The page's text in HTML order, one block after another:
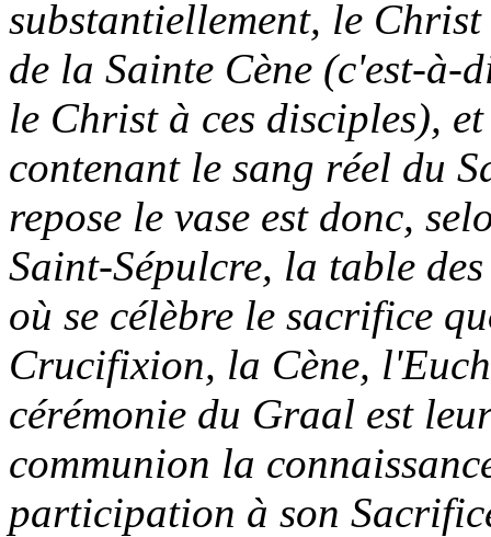
substantiellement, le
de la Sainte Cène (c'est-
le Christ à ces disciples),
contenant le sang réel du
repose le vase est donc,
Saint-Sépulcre, la table
où se célèbre le sacrifice
Crucifixion, la Cène,
cérémonie du Graal est
communion la
participation à son